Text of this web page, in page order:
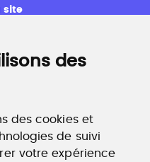
des
des cookies et
de suivi
votre expérience
site
784.000 visites et